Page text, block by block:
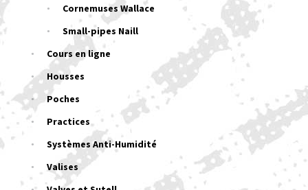
Cornemuses Wallace
Small-pipes Naill
Cours en ligne
Housses
Poches
Practices
Systèmes Anti-Humidité
Valises